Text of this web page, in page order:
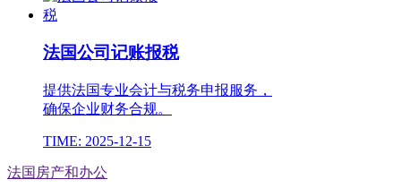
法国公司记账报税
提供法国专业会计与税务申报服务，
确保企业财务合规。
TIME: 2025-12-15
法国房产和办公